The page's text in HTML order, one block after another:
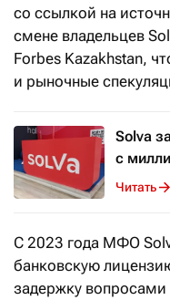
со ссылкой на
смене владельцев
Forbes Kazakhstan,
и рыночные
Solva
с
Читать
С 2023 года МФО
банковскую
задержку вопросами